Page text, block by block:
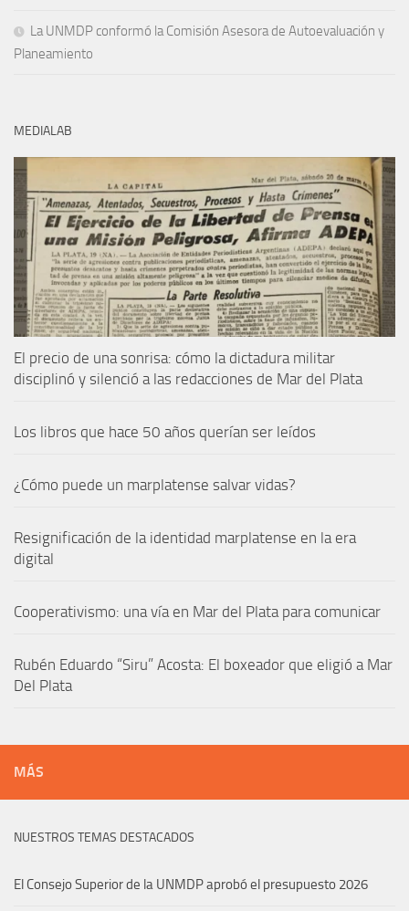
La UNMDP conformó la Comisión Asesora de Autoevaluación y
Planeamiento
MEDIALAB
El precio de una sonrisa: cómo la dictadura militar
disciplinó y silenció a las redacciones de Mar del Plata
Los libros que hace 50 años querían ser leídos
¿Cómo puede un marplatense salvar vidas?
Resignificación de la identidad marplatense en la era
digital
Cooperativismo: una vía en Mar del Plata para comunicar
Rubén Eduardo “Siru” Acosta: El boxeador que eligió a Mar
Del Plata
MÁS
NUESTROS TEMAS DESTACADOS
El Consejo Superior de la UNMDP aprobó el presupuesto 2026